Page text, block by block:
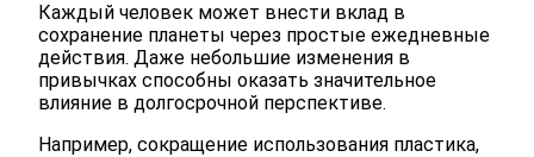
Каждый человек может внести вклад в
сохранение планеты через простые ежедневные
действия. Даже небольшие изменения в
привычках способны оказать значительное
влияние в долгосрочной перспективе.
Например, сокращение использования пластика,